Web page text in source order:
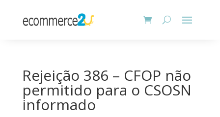
Rejeição 386 – CFOP não
permitido para o CSOSN
informado